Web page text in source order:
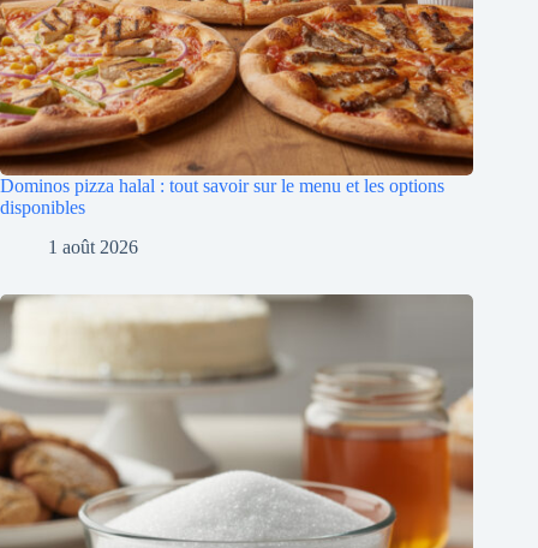
Dominos pizza halal : tout savoir sur le menu et les options
disponibles
1 août 2026